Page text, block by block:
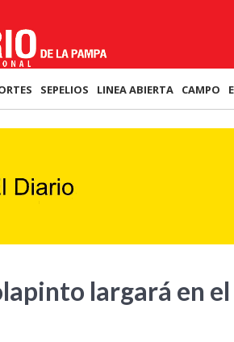
SEPELIOS LINEA ABIERTA CAMPO
largará en